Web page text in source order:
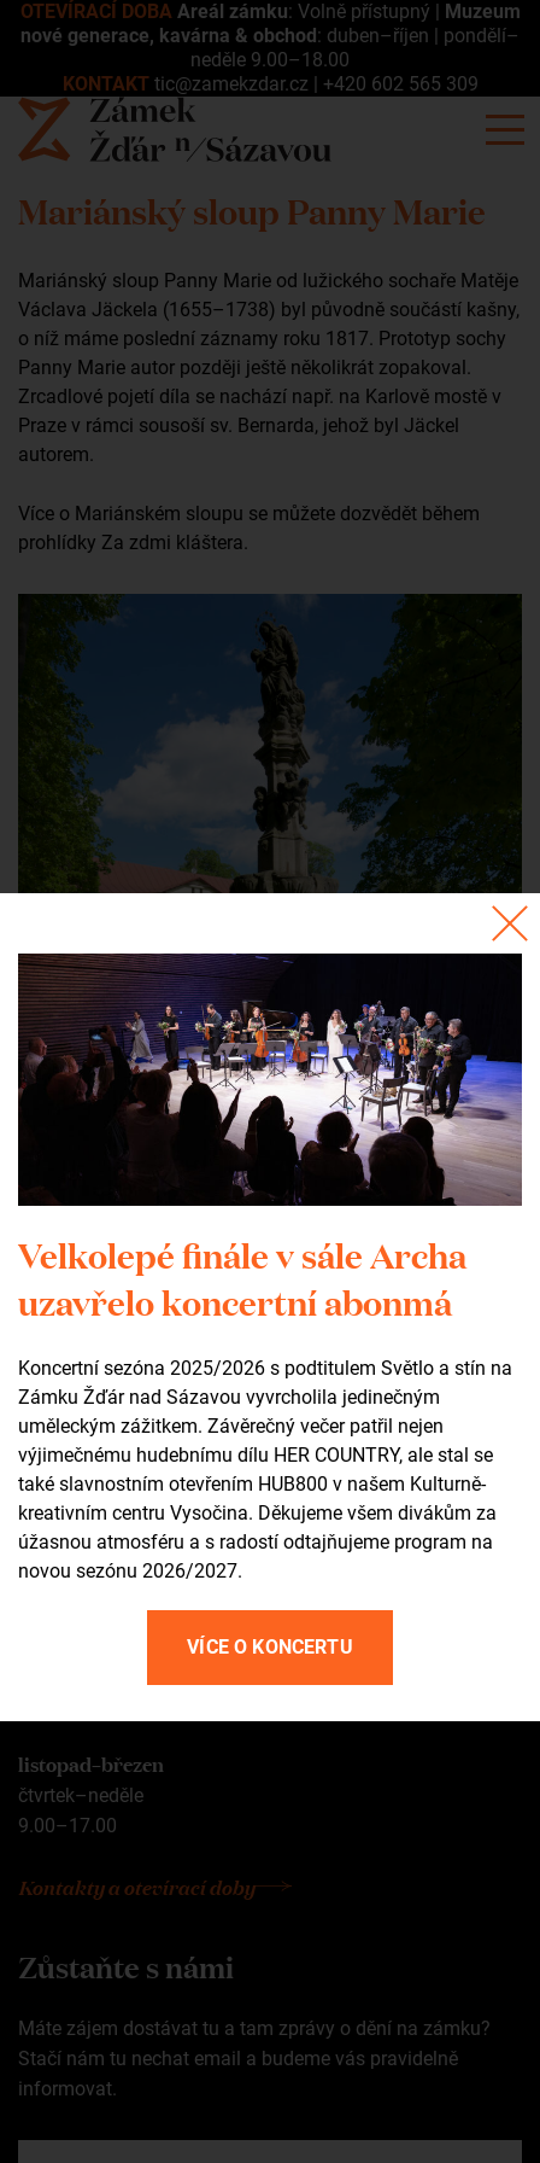
OTEVÍRACÍ DOBA Areál zámku: Volně přístupný | Muzeum
nové generace, kavárna & obchod: duben–říjen | pondělí–
neděle 9.00–18.00
KONTAKT tic@zamekzdar.cz | +420 602 565 309
Mariánský sloup Panny Marie
Mariánský sloup Panny Marie od lužického sochaře Matěje
Václava Jäckela (1655–1738) byl původně součástí kašny,
o níž máme poslední záznamy roku 1817. Prototyp sochy
Panny Marie autor později ještě několikrát zopakoval.
Zrcadlové pojetí díla se nachází např. na Karlově mostě v
Praze v rámci sousoší sv. Bernarda, jehož byl Jäckel
autorem.
Více o Mariánském sloupu se můžete dozvědět během
prohlídky Za zdmi kláštera.
Kontakt
tic@zamekzdar.cz
SOCIÁLNÍ SÍTĚ
fb
ig
yt
ta
Otevírací doba
areál zámku
celoročně volně přístupný
listopad–březen
čtvrtek–neděle
9.00–17.00
Kontakty a otevírací doby
Zůstaňte s námi
Máte zájem dostávat tu a tam zprávy o dění na zámku?
Stačí nám tu nechat email a budeme vás pravidelně
informovat.
Velkolepé finále v sále Archa
uzavřelo koncertní abonmá
Koncertní sezóna 2025/2026 s podtitulem Světlo a stín na
Zámku Žďár nad Sázavou vyvrcholila jedinečným
uměleckým zážitkem. Závěrečný večer patřil nejen
výjimečnému hudebnímu dílu HER COUNTRY, ale stal se
také slavnostním otevřením HUB800 v našem Kulturně-
kreativním centru Vysočina. Děkujeme všem divákům za
úžasnou atmosféru a s radostí odtajňujeme program na
novou sezónu 2026/2027.
VÍCE O KONCERTU